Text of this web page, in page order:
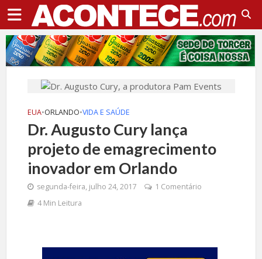
EUA•ORLANDO•VIDA E SAÚDE
Dr. Augusto Cury lança
projeto de emagrecimento
inovador em Orlando
segunda-feira, julho 24, 2017
1 Comentário
4 Min Leitura